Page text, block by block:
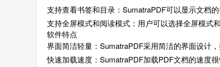
支持查看书签和目录：SumatraPDF可以显示文档
支持全屏模式和阅读模式：用户可以选择全屏模式
软件特点
界面简洁轻量：SumatraPDF采用简洁的界面设计
快速加载速度：SumatraPDF加载PDF文档的速度